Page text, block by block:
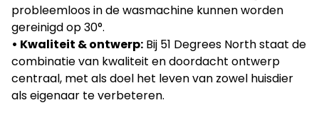
probleemloos in de wasmachine kunnen worden
gereinigd op 30°.
• Kwaliteit & ontwerp: Bij 51 Degrees North staat de
combinatie van kwaliteit en doordacht ontwerp
centraal, met als doel het leven van zowel huisdier
als eigenaar te verbeteren.